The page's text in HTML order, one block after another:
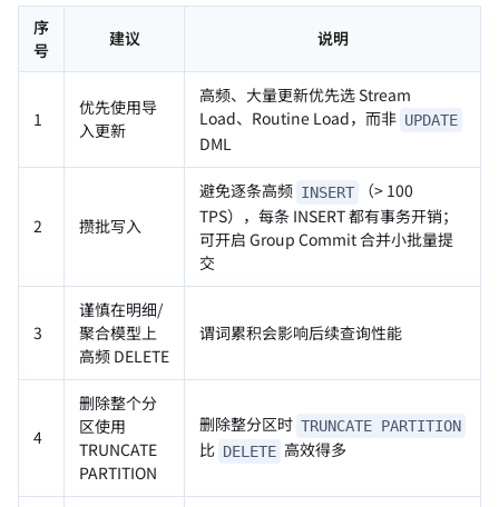
序
号
建议 说明
1
优先使用导
入更新
高频、大量更新优先选 Stream
Load、Routine Load，而非 UPDATE
DML
2 攒批写入
避免逐条高频 INSERT
（> 100
TPS），每条 INSERT 都有事务开销；
可开启 Group Commit 合并小批量提
交
3
谨慎在明细/
聚合模型上
高频 DELETE
谓词累积会影响后续查询性能
4
删除整个分
区使用
TRUNCATE
PARTITION
删除整分区时 TRUNCATE PARTITION
比 DELETE 高效得多